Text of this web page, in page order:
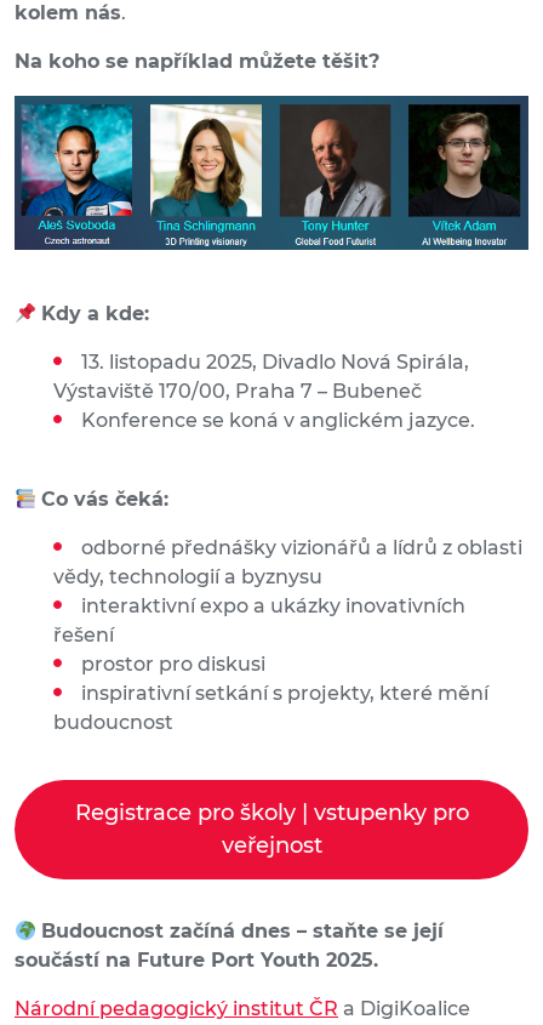
kolem nás.
Na koho se například můžete těšit?
Kdy a kde:
13. listopadu 2025, Divadlo Nová Spirála,
Výstaviště 170/00, Praha 7 – Bubeneč
Konference se koná v anglickém jazyce.
Co vás čeká:
odborné přednášky vizionářů a lídrů z oblasti
vědy, technologií a byznysu
interaktivní expo a ukázky inovativních
řešení
prostor pro diskusi
inspirativní setkání s projekty, které mění
budoucnost
Registrace pro školy | vstupenky pro
veřejnost
Budoucnost začíná dnes – staňte se její
součástí na Future Port Youth 2025.
Národní pedagogický institut ČR a DigiKoalice